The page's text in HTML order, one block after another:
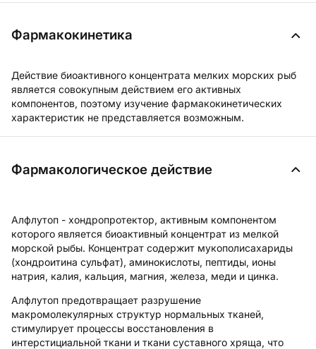
Фармакокинетика
Действие биоактивного концентрата мелких морских рыб
является совокупным действием его активных
компонентов, поэтому изучение фармакокинетических
характеристик не представляется возможным.
Фармакологическое действие
Алфлутоп - хондропротектор, активным компонентом
которого является биоактивный концентрат из мелкой
морской рыбы. Концентрат содержит мукополисахариды
(хондроитина сульфат), аминокислоты, пептиды, ионы
натрия, калия, кальция, магния, железа, меди и цинка.
Алфлутоп предотвращает разрушение
макромолекулярных структур нормальных тканей,
стимулирует процессы восстановления в
интерстициальной ткани и ткани суставного хряща, что